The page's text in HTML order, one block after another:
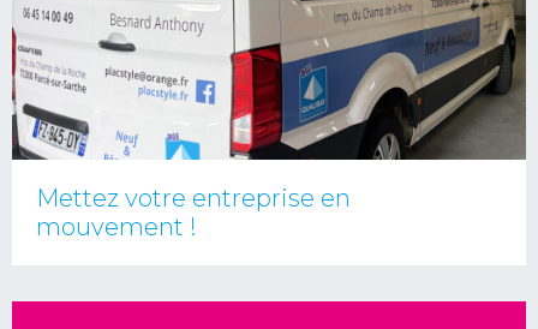
Mettez votre entreprise en
mouvement !